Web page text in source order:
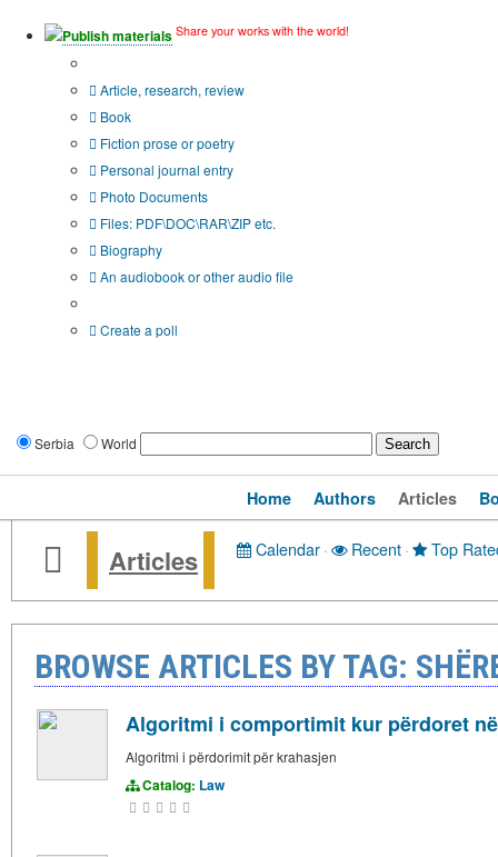
Publish materials Share your works with the world!
Article, research, review
Book
Fiction prose or poetry
Personal journal entry
Photo Documents
Files: PDF\DOC\RAR\ZIP etc.
Biography
An audiobook or other audio file
Create a poll
Serbia World
Home Authors Articles
Articles Calendar· Recent· Top
BROWSE ARTICLES BY TAG:
Algoritmi i comportimit kur përdoret
Algoritmi i përdorimit për krahasjen
Catalog: Law